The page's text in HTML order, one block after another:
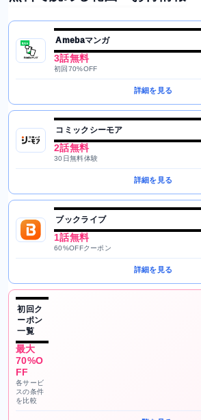
Amebaマンガ
3話無料
初回70%OFF
詳細を見る
コミックシーモア
2話無料
30日無料体験
詳細を見る
ブックライブ
1話無料
60%OFFクーポン
詳細を見る
初回ク
ーポン
一覧
最大
70%O
FF
各サービ
スの条件
を比較